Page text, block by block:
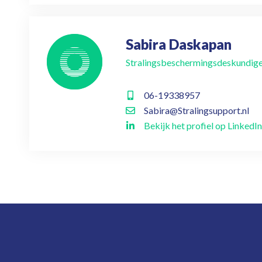
Sabira Daskapan
06-19338957
Sabira@Stralingsupport.nl
Bekijk het profiel op LinkedIn